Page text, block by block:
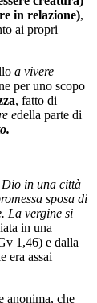
in relazione),
ai propri
a vivere
per uno scopo
, fatto di
edella parte di
Dio in una città
sposa di
La vergine si
in una
1,46) e dalla
era assai
anonima, che